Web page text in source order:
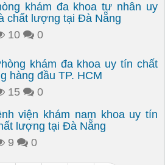
khám đa khoa tư nhân uy
chất lượng tại Đà Nẵng
10
0
khám đa khoa uy tín chất
hàng đầu TP. HCM
15
0
viện khám nam khoa uy tín
lượng tại Đà Nẵng
9
0